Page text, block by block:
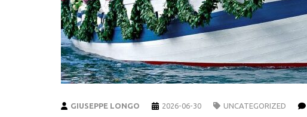
GIUSEPPE LONGO 2026-06-30 UNCATEGORIZED